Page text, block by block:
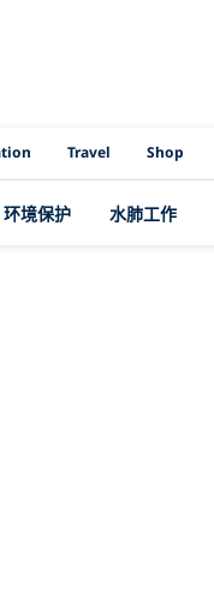
Travel Shop
环境保护 水肺工作